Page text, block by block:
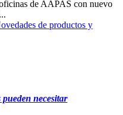
de AAPAS con nuevo
de productos y
pueden necesitar